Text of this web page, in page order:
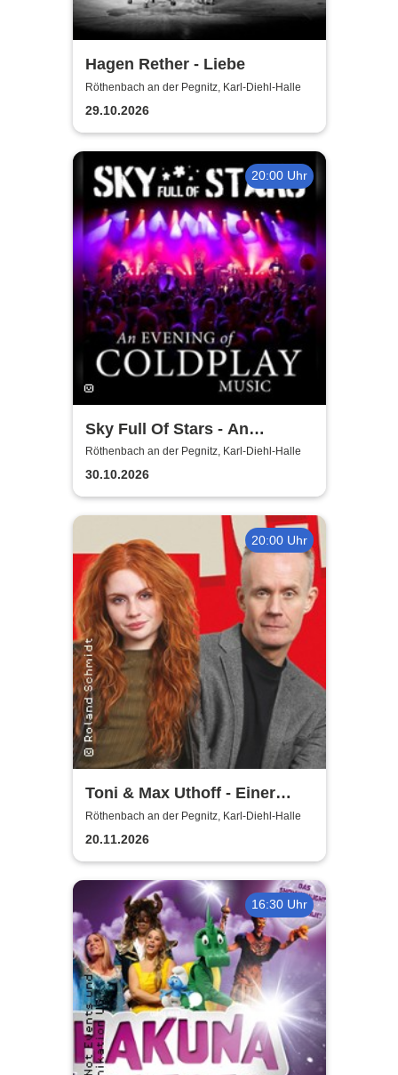
Hagen Rether - Liebe
Röthenbach an der Pegnitz, Karl-Diehl-Halle
29.10.2026
20:00 Uhr
Sky Full Of Stars - An
Evening Of Coldplay Music
Röthenbach an der Pegnitz, Karl-Diehl-Halle
30.10.2026
20:00 Uhr
Toni & Max Uthoff - Einer
zuviel
Röthenbach an der Pegnitz, Karl-Diehl-Halle
20.11.2026
16:30 Uhr